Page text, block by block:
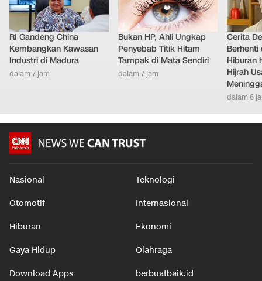
RI Gandeng China
Kembangkan Kawasan
Industri di Madura
dalam 7 jam
Bukan HP, Ahli Ungkap
Penyebab Titik Hitam
Tampak di Mata Sendiri
dalam 7 jam
Cerita
Berhenti
Hiburan
Hijrah
dalam 6
Nasional Teknologi
Otomotif Internasional
Hiburan Ekonomi
Gaya Hidup Olahraga
Download Apps berbuatbaik.id